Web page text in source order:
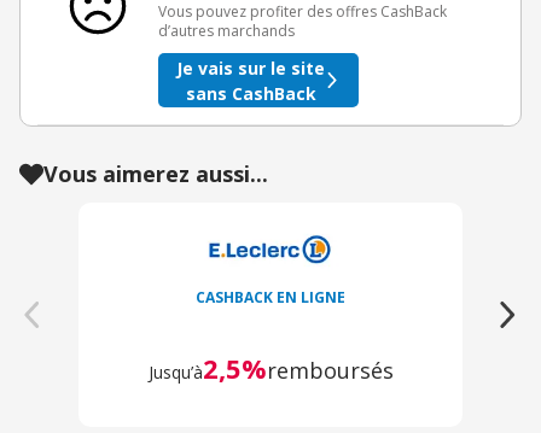
Vous pouvez profiter des offres CashBack
d’autres marchands
Je vais sur le site
sans CashBack
Vous aimerez aussi...
CASHBACK EN LIGNE
Jusqu’à2,5%remboursés